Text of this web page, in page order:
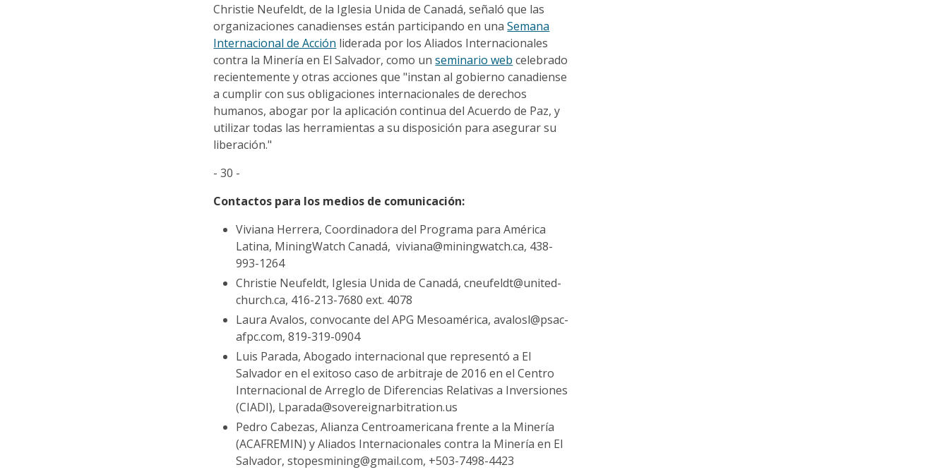
Christie Neufeldt, de la Iglesia Unida de Canadá, señaló que las
organizaciones canadienses están participando en unaSemana
Internacional de Acción liderada por los Aliados Internacionales
contra la Minería en El Salvador, como unseminario web celebrado
recientemente y otras acciones que "instan al gobierno canadiense
a cumplir con sus obligaciones internacionales de derechos
humanos, abogar por la aplicación continua del Acuerdo de Paz, y
utilizar todas las herramientas a su disposición para asegurar su
liberación."
- 30 -
Contactos para los medios de comunicación:
Viviana Herrera, Coordinadora del Programa para América
Latina, MiningWatch Canadá, viviana@miningwatch.ca, 438-
993-1264
Christie Neufeldt, Iglesia Unida de Canadá, cneufeldt@united-
church.ca, 416-213-7680 ext. 4078
Laura Avalos, convocante del APG Mesoamérica, avalosl@psac-
afpc.com, 819-319-0904
Luis Parada, Abogado internacional que representó a El
Salvador en el exitoso caso de arbitraje de 2016 en el Centro
Internacional de Arreglo de Diferencias Relativas a Inversiones
(CIADI), Lparada@sovereignarbitration.us
Pedro Cabezas, Alianza Centroamericana frente a la Minería
(ACAFREMIN) y Aliados Internacionales contra la Minería en El
Salvador, stopesmining@gmail.com, +503-7498-4423